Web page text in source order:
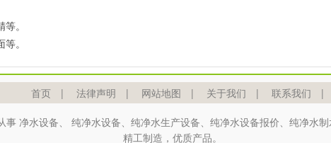
。
。
首页 | 法律声明 | 网站地图 | 关于我们 | 联系我们 |
事 净水设备、 纯净水设备、纯净水生产设备、纯净水设备报价、纯净水制
精工制造，优质产品。